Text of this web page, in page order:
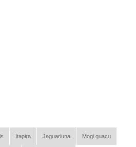
Itapira Jaguariuna Mogi guacu